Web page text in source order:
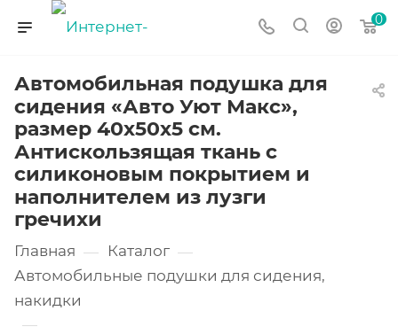
0
Автомобильная подушка для
сидения «Авто Уют Макс»,
размер 40х50х5 см.
Антискользящая ткань с
силиконовым покрытием и
наполнителем из лузги
гречихи
Главная — Каталог —
Автомобильные подушки для сидения,
накидки
—